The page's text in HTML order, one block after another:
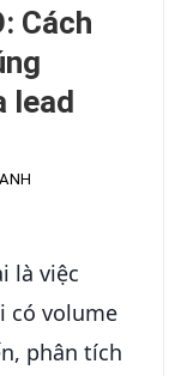
Cách
lead
là việc
có volume
phân tích